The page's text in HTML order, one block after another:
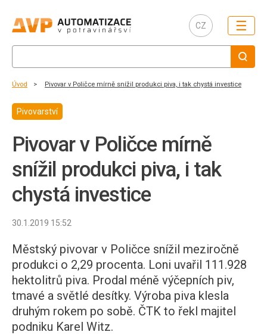
CZ ☰
Úvod Pivovar v Poličce mírně snížil produkci piva, i tak chystá investice
Pivovarství
Pivovar v Poličce mírně
snížil produkci piva, i tak
chystá investice
30.1.2019 15:52
Městský pivovar v Poličce snížil meziročně
produkci o 2,29 procenta. Loni uvařil 111.928
hektolitrů piva. Prodal méně výčepních piv,
tmavé a světlé desítky. Výroba piva klesla
druhým rokem po sobě. ČTK to řekl majitel
podniku Karel Witz.